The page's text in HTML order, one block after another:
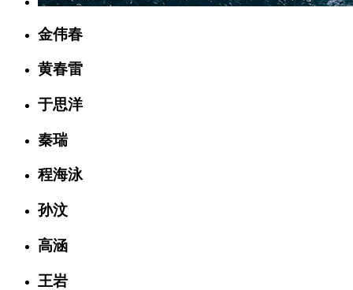
金伟春
黄春雷
于思洋
秦瑞
程海泳
孙汶
高涵
王岩